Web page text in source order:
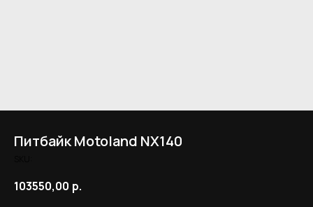
Питбайк Motoland NX140
103550,00 р.